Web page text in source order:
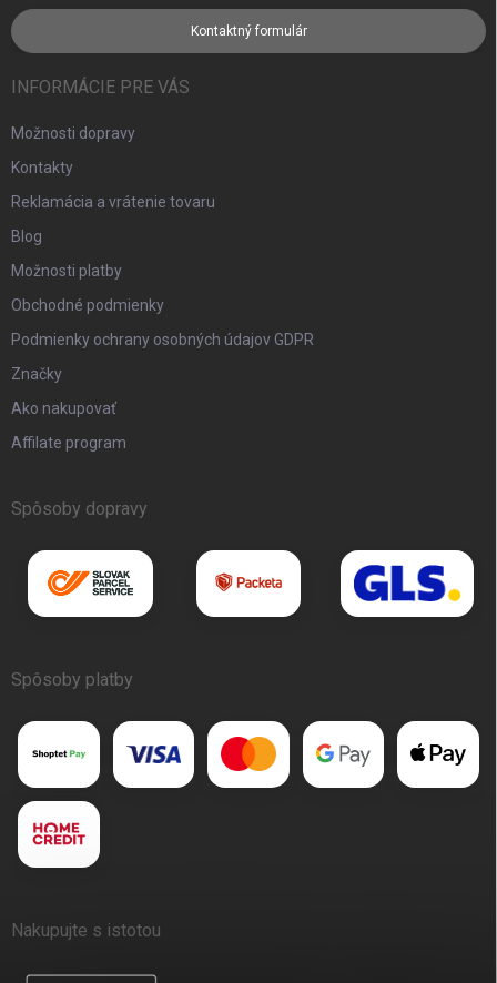
Kontaktný formulár
INFORMÁCIE PRE VÁS
Možnosti dopravy
Kontakty
Reklamácia a vrátenie tovaru
Blog
Možnosti platby
Obchodné podmienky
Podmienky ochrany osobných údajov GDPR
Značky
Ako nakupovať
Affilate program
Spôsoby dopravy
Spôsoby platby
Nakupujte s istotou